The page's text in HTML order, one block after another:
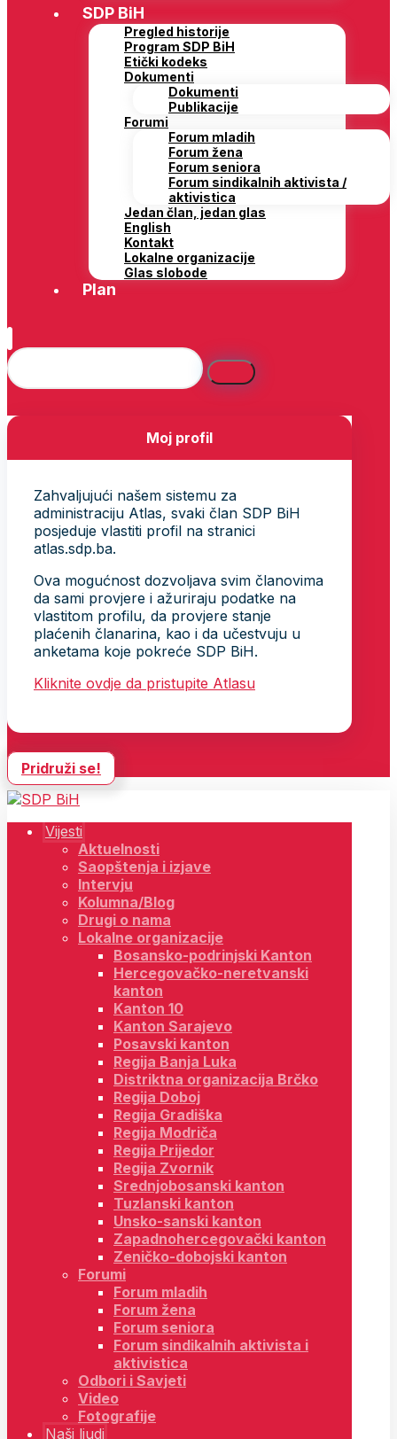
SDP BiH
Pregled historije
Program SDP BiH
Etički kodeks
Dokumenti
Dokumenti
Publikacije
Forumi
Forum mladih
Forum žena
Forum seniora
Forum sindikalnih aktivista /
aktivistica
Jedan član, jedan glas
English
Kontakt
Lokalne organizacije
Glas slobode
Plan
Moj profil
Zahvaljujući našem sistemu za
administraciju Atlas, svaki član SDP BiH
posjeduje vlastiti profil na stranici
atlas.sdp.ba.
Ova mogućnost dozvoljava svim članovima
da sami provjere i ažuriraju podatke na
vlastitom profilu, da provjere stanje
plaćenih članarina, kao i da učestvuju u
anketama koje pokreće SDP BiH.
Kliknite ovdje da pristupite Atlasu
Pridruži se!
Vijesti
Aktuelnosti
Saopštenja i izjave
Intervju
Kolumna/Blog
Drugi o nama
Lokalne organizacije
Bosansko-podrinjski Kanton
Hercegovačko-neretvanski
kanton
Kanton 10
Kanton Sarajevo
Posavski kanton
Regija Banja Luka
Distriktna organizacija Brčko
Regija Doboj
Regija Gradiška
Regija Modriča
Regija Prijedor
Regija Zvornik
Srednjobosanski kanton
Tuzlanski kanton
Unsko-sanski kanton
Zapadnohercegovački kanton
Zeničko-dobojski kanton
Forumi
Forum mladih
Forum žena
Forum seniora
Forum sindikalnih aktivista i
aktivistica
Odbori i Savjeti
Video
Fotografije
Naši ljudi